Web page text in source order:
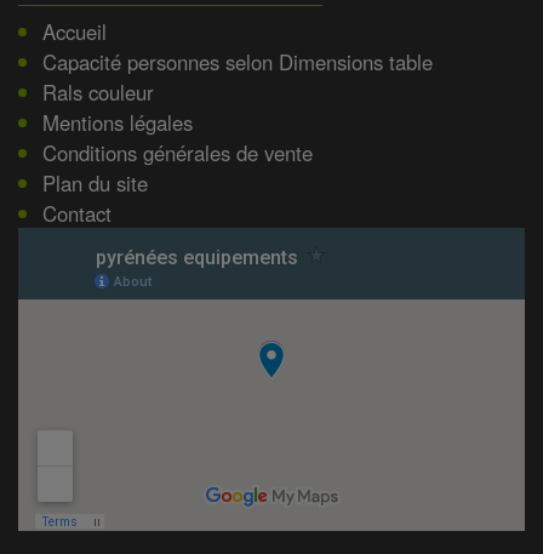
Accueil
Capacité personnes selon Dimensions table
Rals couleur
Mentions légales
Conditions générales de vente
Plan du site
Contact